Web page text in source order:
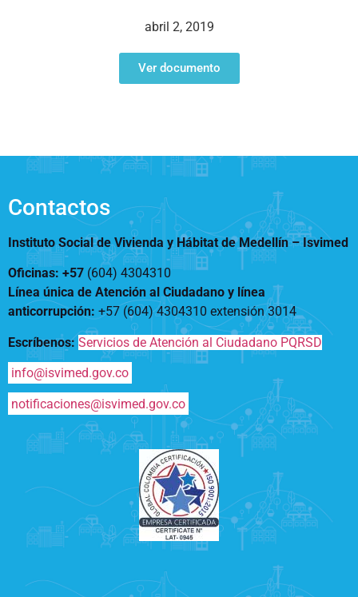
Acompañamiento Social
Directorio de servidores
Encuesta de Percepción
A+ A A-
Tamaño de la
fuente
Contraste
Centro de relevo
Más Información sobre Accesibilidad
abril 2, 2019
Ver documento
Contactos
Instituto Social de Vivienda y Hábitat de Medellín –Isvimed
Oficinas: +57 (604) 4304310
Línea única de Atención al Ciudadano y línea
anticorrupción: +57 (604) 4304310 extensión3014
Escríbenos: Servicios de Atención al Ciudadano PQRSD
info@isvimed.gov.co
notificaciones@isvimed.gov.co